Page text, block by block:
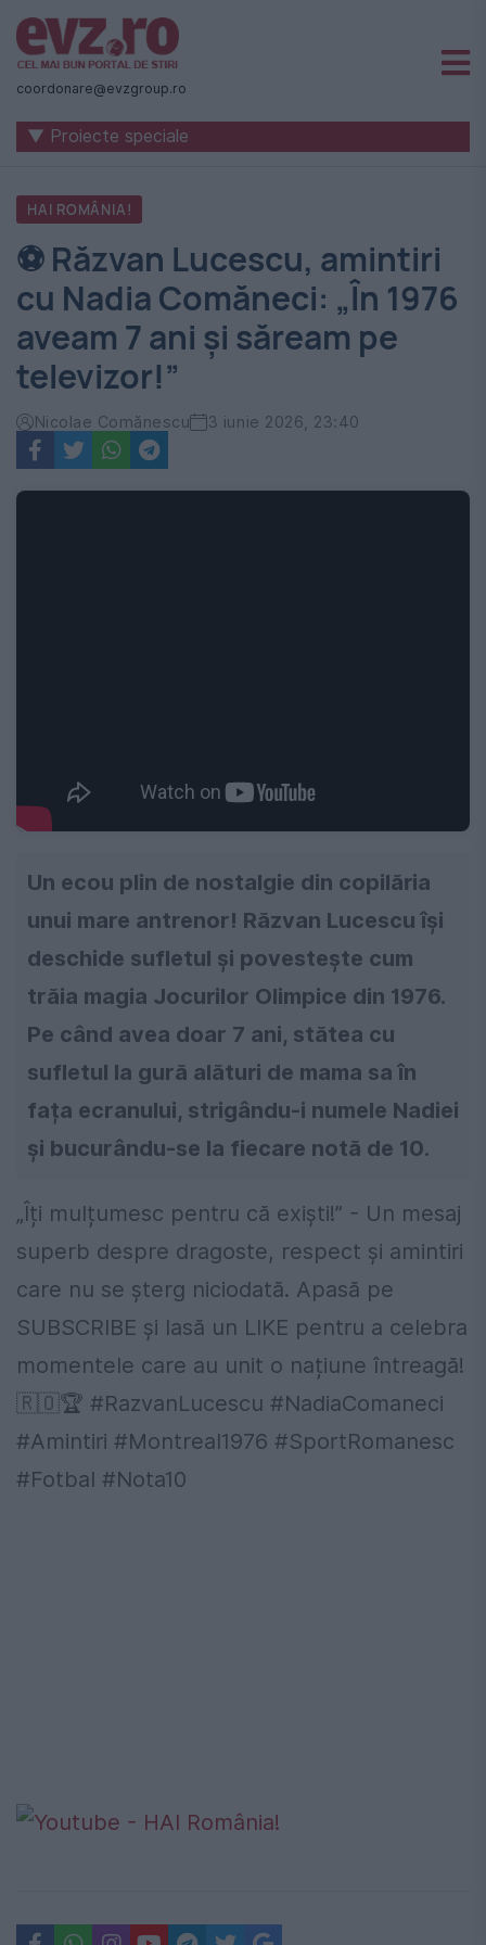
Știri
naționale
internaționale
România
-
Evenimentul
Zilei
coordonare@evzgroup.ro
▼ Proiecte speciale
HAI ROMÂNIA!
⚽ Răzvan Lucescu, amintiri
cu Nadia Comăneci: „În 1976
aveam 7 ani și săream pe
televizor!”
Nicolae Comănescu 3 iunie 2026, 23:40
Un ecou plin de nostalgie din copilăria
unui mare antrenor! Răzvan Lucescu își
deschide sufletul și povestește cum
trăia magia Jocurilor Olimpice din 1976.
Pe când avea doar 7 ani, stătea cu
sufletul la gură alături de mama sa în
fața ecranului, strigându-i numele Nadiei
și bucurându-se la fiecare notă de 10.
„Îți mulțumesc pentru că exiști!” - Un mesaj
superb despre dragoste, respect și amintiri
care nu se șterg niciodată. Apasă pe
SUBSCRIBE și lasă un LIKE pentru a celebra
momentele care au unit o națiune întreagă!
🇷🇴🏆 #RazvanLucescu #NadiaComaneci
#Amintiri #Montreal1976 #SportRomanesc
#Fotbal #Nota10